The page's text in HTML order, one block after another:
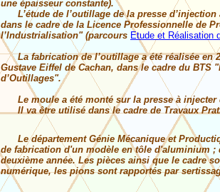
Le département Génie Mécanique et
de fabrication d'un modèle en tôle d'aluminium ;
deuxième année. Les pièces ainsi que le cadre
numérique, les pions sont rapportés par
une épaisseur constante).
L’étude de l’outillage de la presse d’injection
dans le cadre de la Licence Professionnelle de
l’Industrialisation" (parcours Etude et Réalisation
La fabrication de l’outillage a été réalisée en
Gustave Eiffel de Cachan, dans le cadre du BTS
d’Outillages".
Le moule a été monté sur la presse à injecter
Il va être utilisé dans le cadre de Travaux